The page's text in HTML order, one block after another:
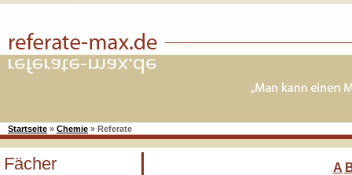
Startseite » Chemie » Referate
Fächer A